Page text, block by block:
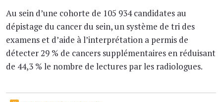
Au sein d’une cohorte de 105 934 candidates au
dépistage du cancer du sein, un système de tri des
examens et d’aide à l’interprétation a permis de
détecter 29 % de cancers supplémentaires en réduisant
de 44,3 % le nombre de lectures par les radiologues.